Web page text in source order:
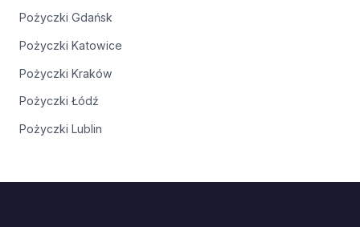
Pożyczki Gdańsk
Pożyczki Katowice
Pożyczki Kraków
Pożyczki Łódź
Pożyczki Lublin